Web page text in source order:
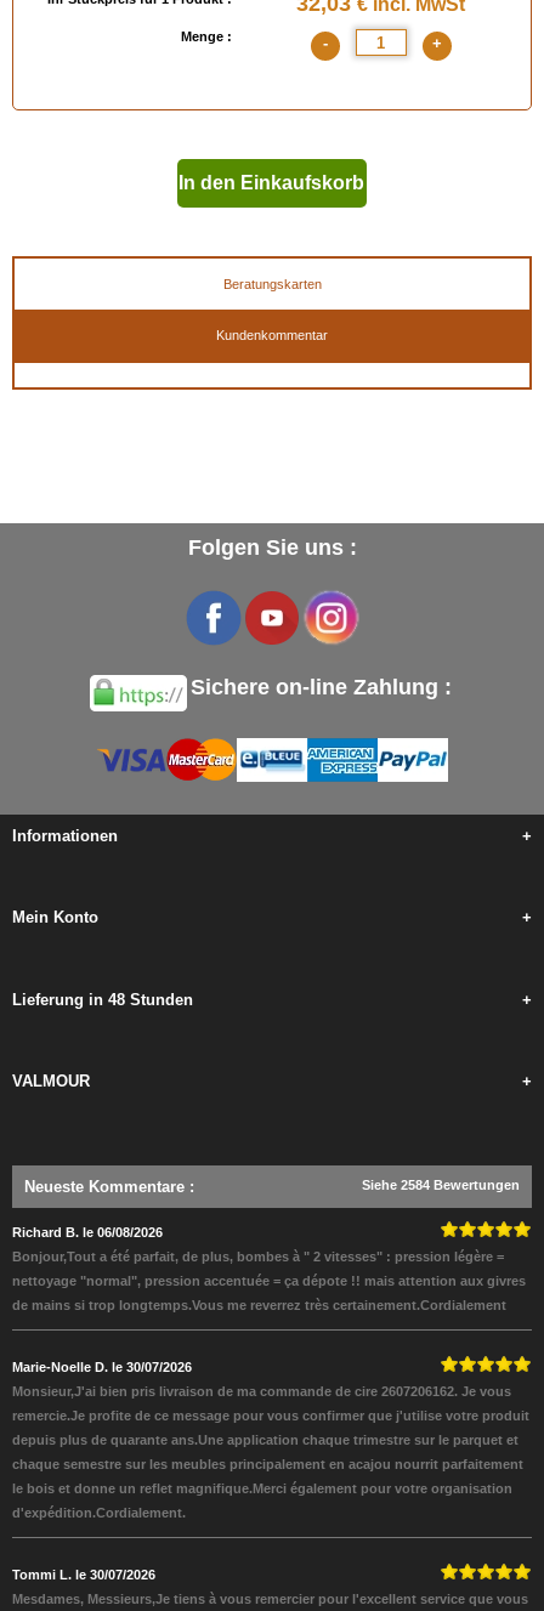
€ incl. MwSt
Menge : - +
In den Einkaufskorb
Beratungskarten
Kundenkommentar
Folgen Sie uns :
Sichere on-line Zahlung :
Informationen +
Mein Konto +
Lieferung in 48 Stunden +
VALMOUR +
Neueste Kommentare : Siehe 2584 Bewertungen
Richard B. le 06/08/2026
Bonjour,Tout a été parfait, de plus, bombes à " 2 vitesses" : pression légère =
nettoyage "normal", pression accentuée = ça dépote !! mais attention aux givres
de mains si trop longtemps.Vous me reverrez très certainement.Cordialement
Marie-Noelle D. le 30/07/2026
Monsieur,J'ai bien pris livraison de ma commande de cire 2607206162. Je vous
remercie.Je profite de ce message pour vous confirmer que j'utilise votre produit
depuis plus de quarante ans.Une application chaque trimestre sur le parquet et
chaque semestre sur les meubles principalement en acajou nourrit parfaitement
le bois et donne un reflet magnifique.Merci également pour votre organisation
d'expédition.Cordialement.
Tommi L. le 30/07/2026
Mesdames, Messieurs,Je tiens à vous remercier pour l'excellent service que vous